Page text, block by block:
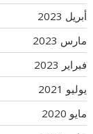
أبريل 2023
مارس 2023
فبراير 2023
يوليو 2021
مايو 2020